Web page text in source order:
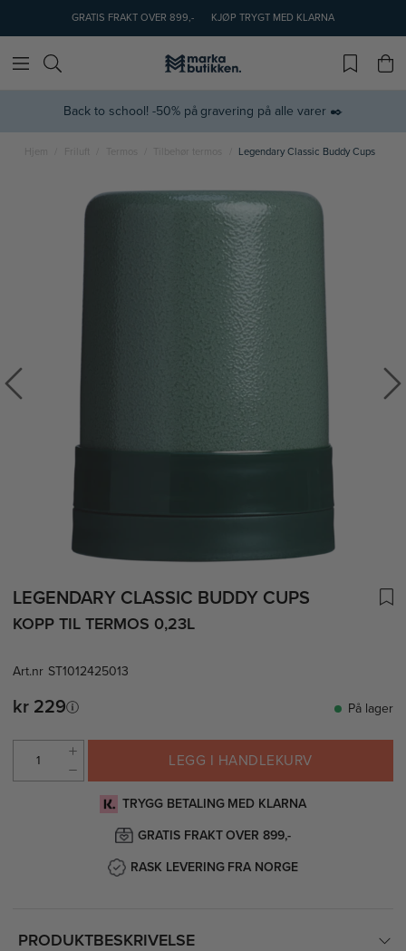
GRATIS FRAKT OVER 899,- KJØP TRYGT MED KLARNA
Back to school! -50% på gravering på alle varer ✒️
Hjem Friluft Legendary Classic Buddy Cups
LEGENDARY CLASSIC BUDDY CUPS
KOPP TIL TERMOS 0,23L
Art.nr ST1012425013
kr 229 På lager
LEGG I HANDLEKURV
TRYGG BETALING MED KLARNA
GRATIS FRAKT OVER 899,-
RASK LEVERING FRA NORGE
PRODUKTBESKRIVELSE